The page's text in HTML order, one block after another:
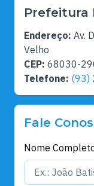
Prefeitura
Endereço: Av.
Velho
CEP: 68030-
Telefone: (93)
Fale
Nome